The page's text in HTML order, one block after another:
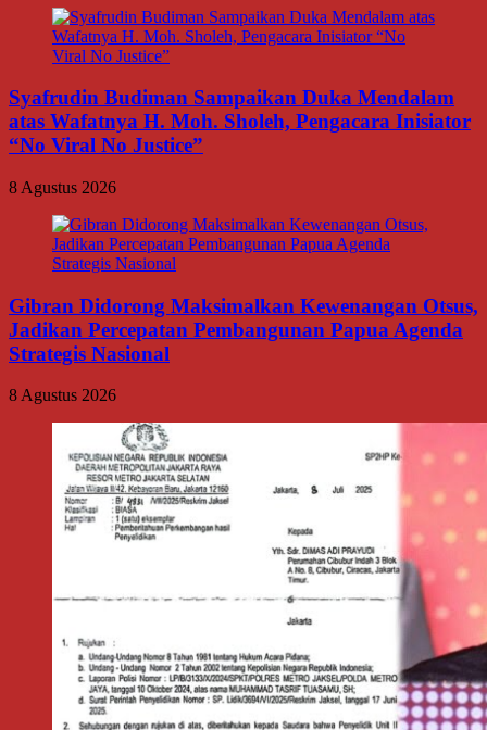
Syafrudin Budiman Sampaikan Duka Mendalam
atas Wafatnya H. Moh. Sholeh, Pengacara Inisiator
“No Viral No Justice”
8 Agustus 2026
Gibran Didorong Maksimalkan Kewenangan Otsus,
Jadikan Percepatan Pembangunan Papua Agenda
Strategis Nasional
8 Agustus 2026